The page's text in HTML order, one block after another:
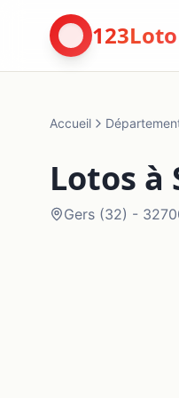
123Loto
Accueil
Lotos à
Gers (32) -